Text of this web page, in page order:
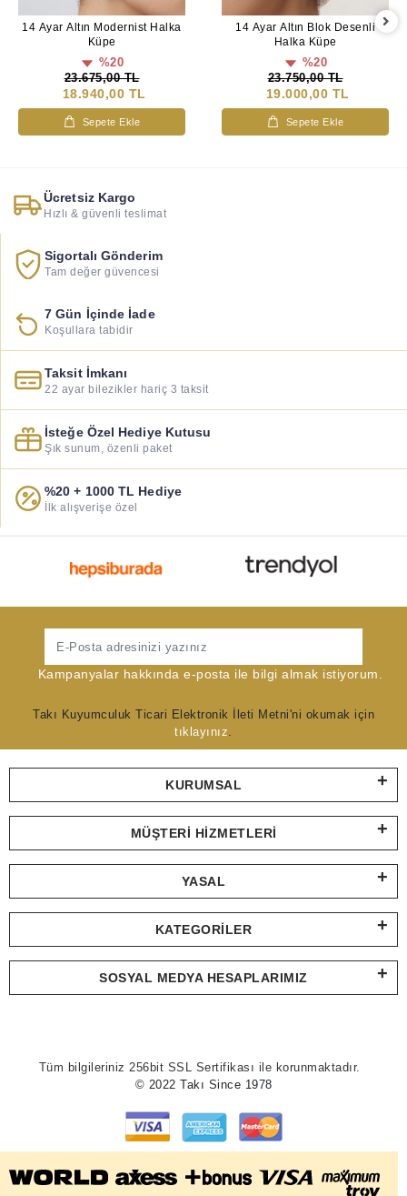
14 Ayar Altın Modernist Halka
Küpe
%20
23.675,00 TL
18.940,00 TL
Sepete Ekle
14 Ayar Altın Blok Desenli
Halka Küpe
%20
23.750,00 TL
19.000,00 TL
Sepete Ekle
Ücretsiz Kargo
Hızlı & güvenli teslimat
Sigortalı Gönderim
Tam değer güvencesi
7 Gün İçinde İade
Koşullara tabidir
Taksit İmkanı
22 ayar bilezikler hariç 3 taksit
İsteğe Özel Hediye Kutusu
Şık sunum, özenli paket
%20 + 1000 TL Hediye
İlk alışverişe özel
Kampanyalar hakkında e-posta ile bilgi almak istiyorum.
Takı Kuyumculuk Ticari Elektronik İleti Metni'ni okumak için
tıklayınız.
KURUMSAL
MÜŞTERI HIZMETLERI
YASAL
KATEGORILER
SOSYAL MEDYA HESAPLARIMIZ
Tüm bilgileriniz 256bit SSL Sertifikası ile korunmaktadır.
© 2022 Takı Since 1978